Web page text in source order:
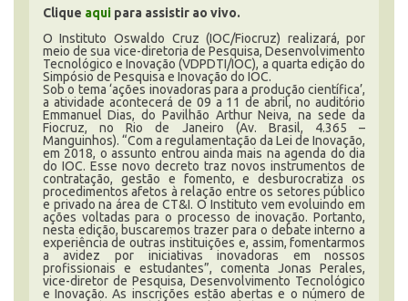
Clique aquipara assistir ao vivo.
O Instituto Oswaldo Cruz (IOC/Fiocruz) realizará, por
meio de sua vice-diretoria de Pesquisa, Desenvolvimento
Tecnológico e Inovação (VDPDTI/IOC), a quarta edição do
Simpósio de Pesquisa e Inovação do IOC.
Sob o tema ‘ações inovadoras para a produção científica’,
a atividade acontecerá de 09 a 11 de abril, no auditório
Emmanuel Dias, do Pavilhão Arthur Neiva, na sede da
Fiocruz, no Rio de Janeiro (Av. Brasil, 4.365 –
Manguinhos). “Com a regulamentação da Lei de Inovação,
em 2018, o assunto entrou ainda mais na agenda do dia
do IOC. Esse novo decreto traz novos instrumentos de
contratação, gestão e fomento, e desburocratiza os
procedimentos afetos à relação entre os setores público
e privado na área de CT&I. O Instituto vem evoluindo em
ações voltadas para o processo de inovação. Portanto,
nesta edição, buscaremos trazer para o debate interno a
experiência de outras instituições e, assim, fomentarmos
a avidez por iniciativas inovadoras em nossos
profissionais e estudantes”, comenta Jonas Perales,
vice-diretor de Pesquisa, Desenvolvimento Tecnológico
e Inovação. As inscrições estão abertas e o número de